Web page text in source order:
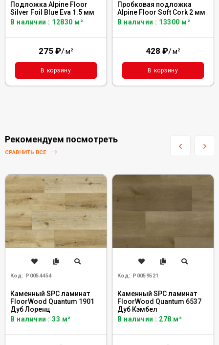
Подложка Alpine Floor
Silver Foil Blue Eva 1.5 мм
В наличии : 12830 м²
275 ₽/м²
В корзину
Пробковая подложка
Alpine Floor Soft Cork 2 мм
В наличии : 13300 м²
428 ₽/м²
В корзину
Рекомендуем посмотреть
СРАВНИТЬ ВСЕ
Код: Р0054454
Каменный SPC ламинат
FloorWood Quantum 1901
Дуб Лоренц
В наличии : 33 м²
Код: Р0059521
Каменный SPC ламинат
FloorWood Quantum 6537
Дуб Кэмбел
В наличии : 278 м²